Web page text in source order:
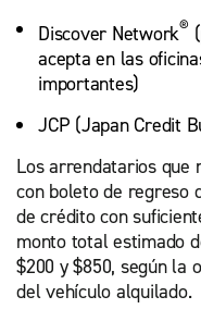
Discover Network®
acepta en las
importantes)
JCP (Japan Credit
Los arrendatarios que
con boleto de regreso
de crédito con
monto total estimado
$200 y $850, según la
del vehículo alquilado.